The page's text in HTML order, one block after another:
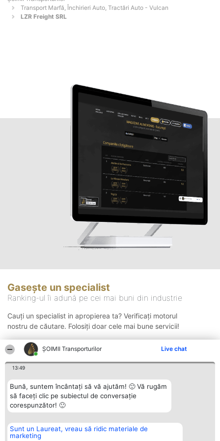
ȘOIMII Transporturilor Live chat
13:49
Bună, suntem încântați să vă ajutăm! 🙂 Vă rugăm
să faceți clic pe subiectul de conversație
corespunzător! 🙂
Sunt un Laureat, vreau să ridic materiale de
marketing
Transport Marfă, Închirieri Auto, Tractări Auto - Vulcan
LZR Freight SRL
Gasește un specialist
Ranking-ul îi adună pe cei mai buni din industrie
Cauți un specialist in apropierea ta? Verificați motorul
nostru de căutare. Folosiți doar cele mai bune servicii!
Organizator Ranking
BRIGHT SOLUTIONS BR SRL
Plebiscyt Contact